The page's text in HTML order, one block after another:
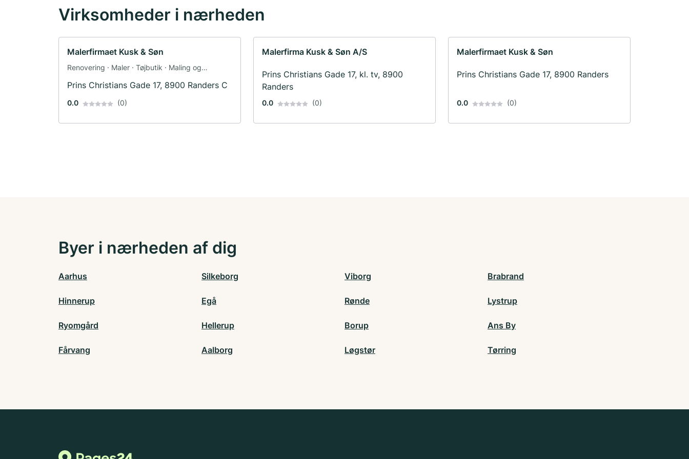
Virksomheder i nærheden
Malerfirmaet Kusk & Søn
Renovering · Maler · Tøjbutik · Maling og
Prins Christians Gade 17, 8900 Randers C
0.0 (0)
Malerfirma Kusk & Søn A/S
Prins Christians Gade 17, kl. tv, 8900
Randers
0.0 (0)
Malerfirmaet Kusk & Søn
Prins Christians Gade 17, 8900 Randers
0.0 (0)
Byer i nærheden af dig
Aarhus Silkeborg Viborg Brabrand
Hinnerup Egå Rønde Lystrup
Ryomgård Hellerup Borup Ans By
Fårvang Aalborg Løgstør Tørring